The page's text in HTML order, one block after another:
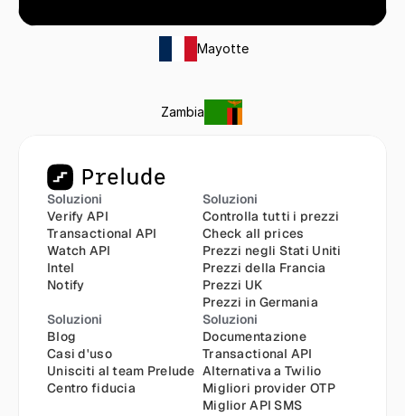
Mayotte
Zambia
Soluzioni
Verify API
Transactional API
Watch API
Intel
Notify
Soluzioni
Controlla tutti i prezzi
Check all prices
Prezzi negli Stati Uniti
Prezzi della Francia
Prezzi UK
Prezzi in Germania
Soluzioni
Blog
Casi d'uso
Unisciti al team Prelude
Centro fiducia
Soluzioni
Documentazione
Transactional API
Alternativa a Twilio
Migliori provider OTP
Miglior API SMS